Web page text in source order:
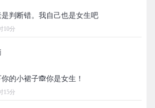
10分
15分